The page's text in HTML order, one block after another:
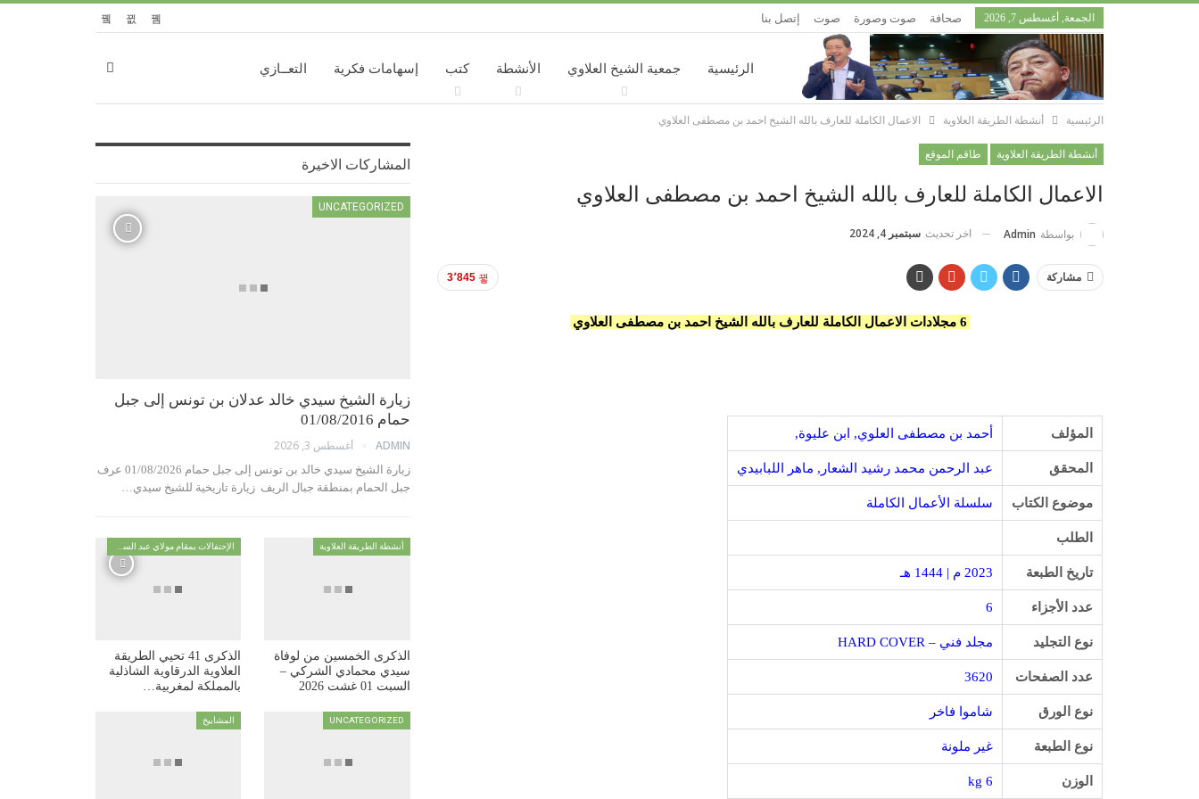
الجمعة, أغسطس 7, 2026 صحافة صوت وصورة صوت إتصل بنا
الرئيسية جمعية الشيخ العلاوي الأنشطة كتب إسهامات فكرية التعــازي
الرئيسية أنشطة الطريقة العلاوية الاعمال الكاملة للعارف بالله الشيخ احمد بن مصطفى العلاوي
أنشطة الطريقة العلاوية طاقم الموقع
الاعمال الكاملة للعارف بالله الشيخ احمد بن مصطفى العلاوي
بواسطة Admin اخر تحديث سبتمبر 4, 2024
3٬845 مشاركة
6 مجلادات الاعمال الكاملة للعارف بالله الشيخ احمد بن مصطفى العلاوي
المؤلف أحمد بن مصطفى العلوي, ابن عليوة,
المحقق عبد الرحمن محمد رشيد الشعار , ماهر اللبابيدي
موضوع الكتاب سلسلة الأعمال الكاملة
الطلب
تاريخ الطبعة 2023 م | 1444 هـ
عدد الأجزاء 6
نوع التجليد مجلد فني – HARD COVER
عدد الصفحات 3620
نوع الورق شاموا فاخر
نوع الطبعة غير ملونة
الوزن 6 kg
المشاركات الاخيرة
UNCATEGORIZED
زيارة الشيخ سيدي خالد عدلان بن تونس إلى جبل
حمام 01/08/2016
ADMIN أغسطس 3, 2026
زيارة الشيخ سيدي خالد بن تونس إلى جبل حمام 01/08/2026 عرف
جبل الحمام بمنطقة جبال الريف زيارة تاريخية للشيخ سيدي…
أنشطة الطريقة العلاوية
الذكرى الخمسين من لوفاة
سيدي محمادي الشركي –
السبت 01 غشت 2026
الإحتفالات بمقام مولاي عبد السلام ابن مشيش
الذكرى 41 تحيي الطريقة
العلاوية الدرقاوية الشاذلية
بالمملكة لمغربية…
UNCATEGORIZED المشاييخ